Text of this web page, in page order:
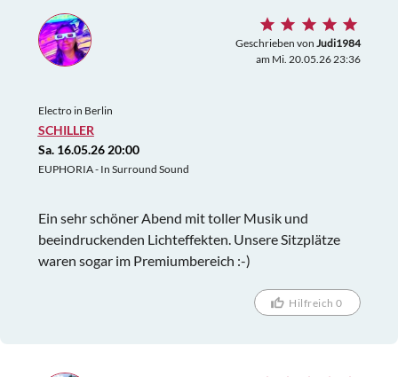
Geschrieben von Judi1984
am Mi. 20.05.26 23:36
Electro in Berlin
SCHILLER
Sa. 16.05.26 20:00
EUPHORIA - In Surround Sound
Ein sehr schöner Abend mit toller Musik und
beeindruckenden Lichteffekten. Unsere Sitzplätze
waren sogar im Premiumbereich :-)
Hilfreich 0